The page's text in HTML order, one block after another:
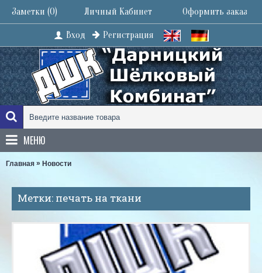
Заметки (0) Личный Кабинет Оформить заказ
Вход Регистрация
МЕНЮ
Главная » Новости
Метки: печать на ткани